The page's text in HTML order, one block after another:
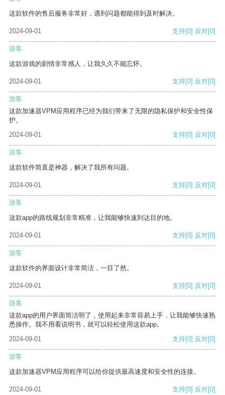
这款软件的售后服务非常好，遇到问题都能得到及时解决。
2024-09-01 支持[0] 反对[0]
游客
这款游戏的剧情非常感人，让我久久不能忘怀。
2024-09-01 支持[0] 反对[0]
游客
这款加速器VPM应用程序已经为我们带来了无限的隐私保护和安全性保
护。
2024-09-01
支持[0] 反对[0]
游客
这款软件简直是神器，解决了我所有问题。
2024-09-01 支持[0] 反对[0]
游客
这款app的路线规划非常精准，让我能够快速到达目的地。
2024-09-01 支持[0] 反对[0]
游客
这款软件的界面设计非常简洁，一目了然。
2024-09-01 支持[0] 反对[0]
游客
这款app的用户界面简洁明了，使用起来非常容易上手，让我能够快速熟
悉操作。我不用看说明书，就可以轻松使用这款app。
2024-09-01
支持[0] 反对[0]
游客
这款加速器VPM应用程序可以给你提供最高速度和安全性的连接。
2024-09-01 支持[0] 反对[0]